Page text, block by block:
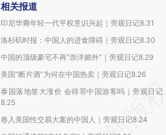
相关报道
印尼华裔年轻一代平权意识兴起｜旁观日记8.31
洛杉矶时报：中国人的进食障碍｜旁观日记8.30
中国的顶级豪宅不再“崇洋媚外”｜旁观日记8.29
美国“断片酒”为何在中国热卖｜旁观日记8.26
泰国落地签大涨价 会得罪中国游客吗｜旁观日记
8.25
卷入美国性交易大案的中国人｜旁观日记8.24